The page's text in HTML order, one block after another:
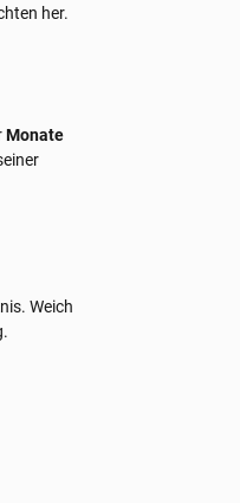
her.
Monate
Weich